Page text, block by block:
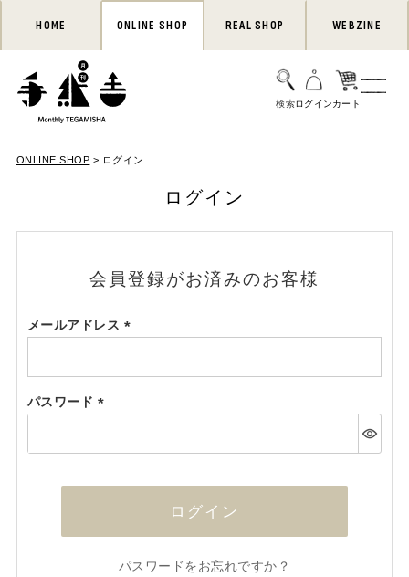
HOME ONLINE SHOP REAL SHOP WEBZINE
ONLINE SHOP ログイン
ログイン
会員登録がお済みのお客様
メールアドレス
須)
パスワード
須)
ログイン
パスワードをお忘れですか？